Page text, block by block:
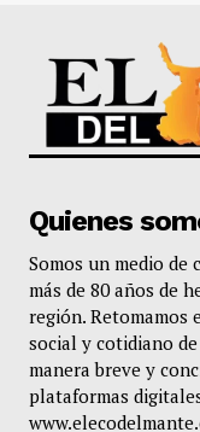
Quienes
Somos un medio de
más de 80 años de
región.
social y cotidiano
manera breve y
plataformas